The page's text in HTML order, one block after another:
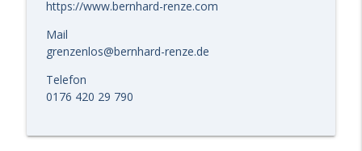
https://www.bernhard-renze.com
Mail
grenzenlos@bernhard-renze.de
Telefon
0176 420 29 790